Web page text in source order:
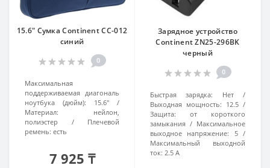
15.6" Сумка Continent CC-012
синий
0
Максимальная
поддерживаемая диагональ
ноутбука (дюйм):
15.6"
Материал:
нейлон,
полиэстер
Плечевой
ремень: есть
7 925 ₸
Зарядное устройство
Continent ZN25-296BK
черный
0
Быстрая зарядка:
Нет
Выходная мощность: 12.5
Защита:
от короткого
замыкания
Максимальное
выходное напряжение:
5
Максимальный выходной
ток: 2.5 А